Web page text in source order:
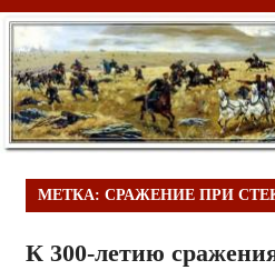
МЕТКА: СРАЖЕНИЕ ПРИ
К 300-летию